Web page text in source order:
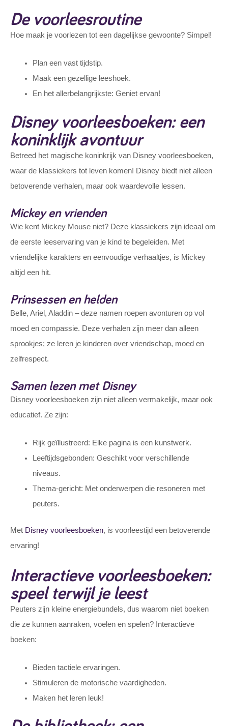
De voorleesroutine
Hoe maak je voorlezen tot een dagelijkse gewoonte? Simpel!
Plan een vast tijdstip.
Maak een gezellige leeshoek.
En het allerbelangrijkste: Geniet ervan!
Disney voorleesboeken: een
koninklijk avontuur
Betreed het magische koninkrijk van Disney voorleesboeken,
waar de klassiekers tot leven komen! Disney biedt niet alleen
betoverende verhalen, maar ook waardevolle lessen.
Mickey en vrienden
Wie kent Mickey Mouse niet? Deze klassiekers zijn ideaal om
de eerste leeservaring van je kind te begeleiden. Met
vriendelijke karakters en eenvoudige verhaaltjes, is Mickey
altijd een hit.
Prinsessen en helden
Belle, Ariel, Aladdin – deze namen roepen avonturen op vol
moed en compassie. Deze verhalen zijn meer dan alleen
sprookjes; ze leren je kinderen over vriendschap, moed en
zelfrespect.
Samen lezen met Disney
Disney voorleesboeken zijn niet alleen vermakelijk, maar ook
educatief. Ze zijn:
Rijk geïllustreerd: Elke pagina is een kunstwerk.
Leeftijdsgebonden: Geschikt voor verschillende
niveaus.
Thema-gericht: Met onderwerpen die resoneren met
peuters.
Met Disney voorleesboeken, is voorleestijd een betoverende
ervaring!
Interactieve voorleesboeken:
speel terwijl je leest
Peuters zijn kleine energiebundels, dus waarom niet boeken
die ze kunnen aanraken, voelen en spelen? Interactieve
boeken:
Bieden tactiele ervaringen.
Stimuleren de motorische vaardigheden.
Maken het leren leuk!